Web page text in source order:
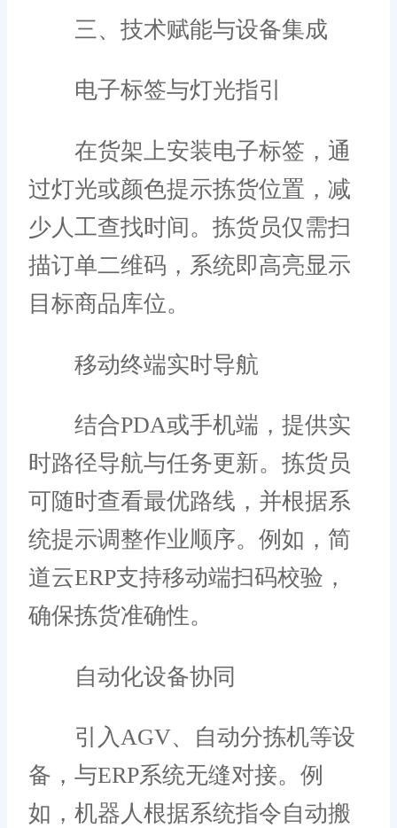
三、技术赋能与设备集成
电子标签与灯光指引
在货架上安装电子标签，通
过灯光或颜色提示拣货位置，减
少人工查找时间。拣货员仅需扫
描订单二维码，系统即高亮显示
目标商品库位。
移动终端实时导航
结合PDA或手机端，提供实
时路径导航与任务更新。拣货员
可随时查看最优路线，并根据系
统提示调整作业顺序。例如，简
道云ERP支持移动端扫码校验，
确保拣货准确性。
自动化设备协同
引入AGV、自动分拣机等设
备，与ERP系统无缝对接。例
如，机器人根据系统指令自动搬